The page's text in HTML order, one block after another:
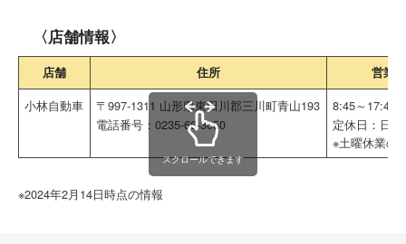
〈店舗情報〉
店舗 住所 営業
小林自動車
〒997-1311 山形県東田川郡三川町青山193
電話番号：0235-66-3050
8:45～17:45
定休日：日
※土曜休業の
スクロールできます
※2024年2月14日時点の情報